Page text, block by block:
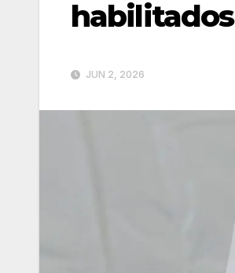
habilitados
JUN 2, 2026